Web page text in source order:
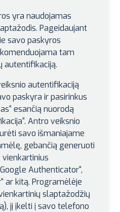
yra naudojamas
Pageidaujant
savo paskyros
tam
autentifikaciją.
autentifikaciją
paskyra ir pasirinkus
esančią nuorodą
Antro veiksnio
savo išmaniajame
gebančią generuoti
Authenticator“,
ar kitą. Programėlėje
slaptažodžių
jį įkelti į savo telefono